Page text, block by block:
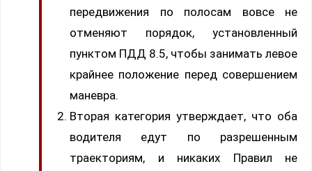
передвижения по полосам вовсе не
отменяют порядок, установленный
пунктом ПДД 8.5, чтобы занимать левое
крайнее положение перед совершением
маневра.
Вторая категория утверждает, что оба
водителя едут по разрешенным
траекториям, и никаких Правил не